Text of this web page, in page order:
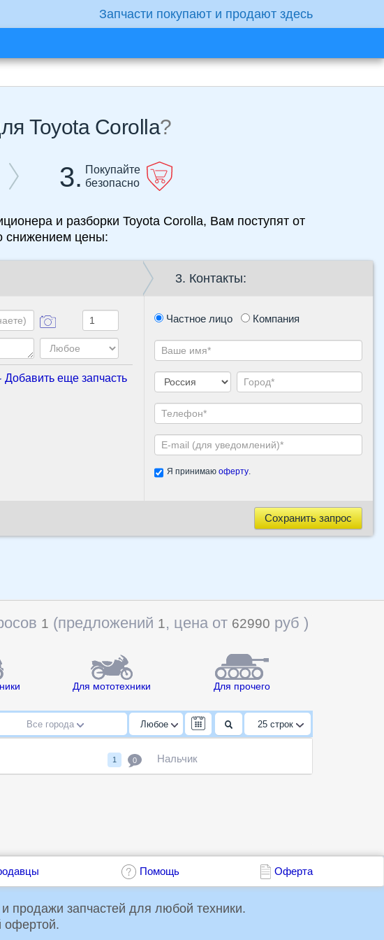
Запчасти покупают и продают здесь
Компрессор кондиционера для Toyota Corolla?
3. Покупайте
безопасно
Toyota Corolla, Вам поступят от
снижением цены:
Добавить еще запчасть
3. Контакты:
Частное лицо Компания
Я принимаю оферту.
Сохранить запрос
1 (предложений 1, цена от 62990 руб )
Для мототехники Для прочего
Все города Любое 25строк
1 0 Нальчик
Помощь Оферта
онлайн покупки и продажи запчастей для любой техники.
офертой.